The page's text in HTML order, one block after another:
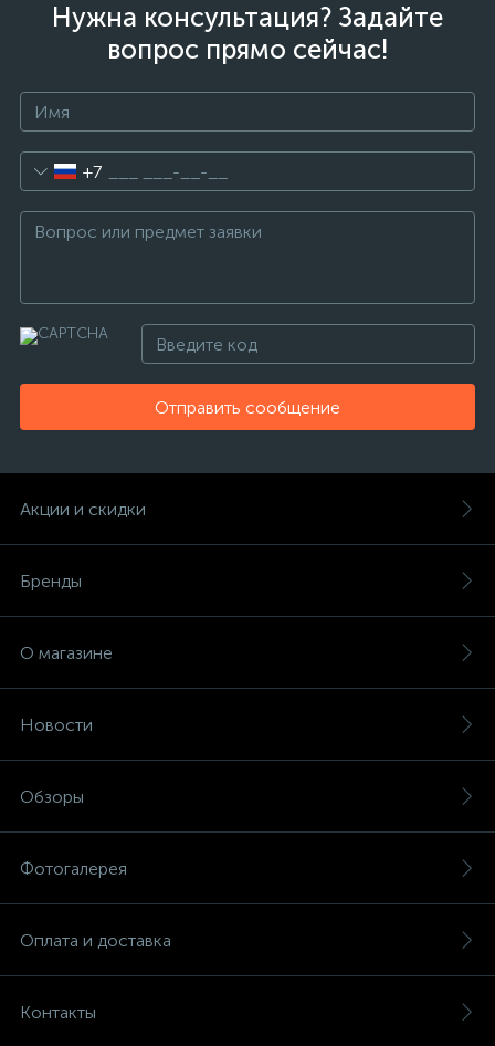
Нужна консультация? Задайте
вопрос прямо сейчас!
+7
Отправить сообщение
Акции и скидки
Бренды
О магазине
Новости
Обзоры
Фотогалерея
Оплата и доставка
Контакты